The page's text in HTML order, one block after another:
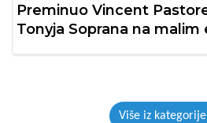
Preminuo Vincent
Tonyja Soprana na malim
Više iz